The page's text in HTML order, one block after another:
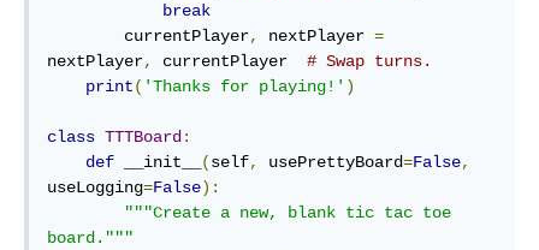
break
        currentPlayer
, nextPlayer =
nextPlayer, currentPlayer # Swap turns.
print( 'Thanks for playing!' )
class TTTBoard :
def __init__ (self, usePrettyBoard=False,
useLogging=False):
"""Create a new, blank tic tac toe
board."""